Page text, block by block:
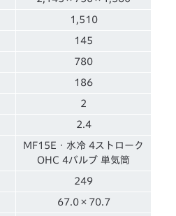
1,510
145
780
186
2
2.4
MF15E・水冷 4ストローク
OHC 4バルブ 単気筒
249
67.0×70.7